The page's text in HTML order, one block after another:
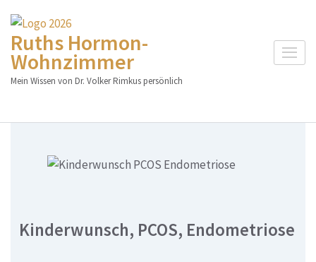
content
(Press
Enter)
Ruths Hormon-
Wohnzimmer
Mein Wissen von Dr. Volker Rimkus persönlich
Kinderwunsch, PCOS, Endometriose